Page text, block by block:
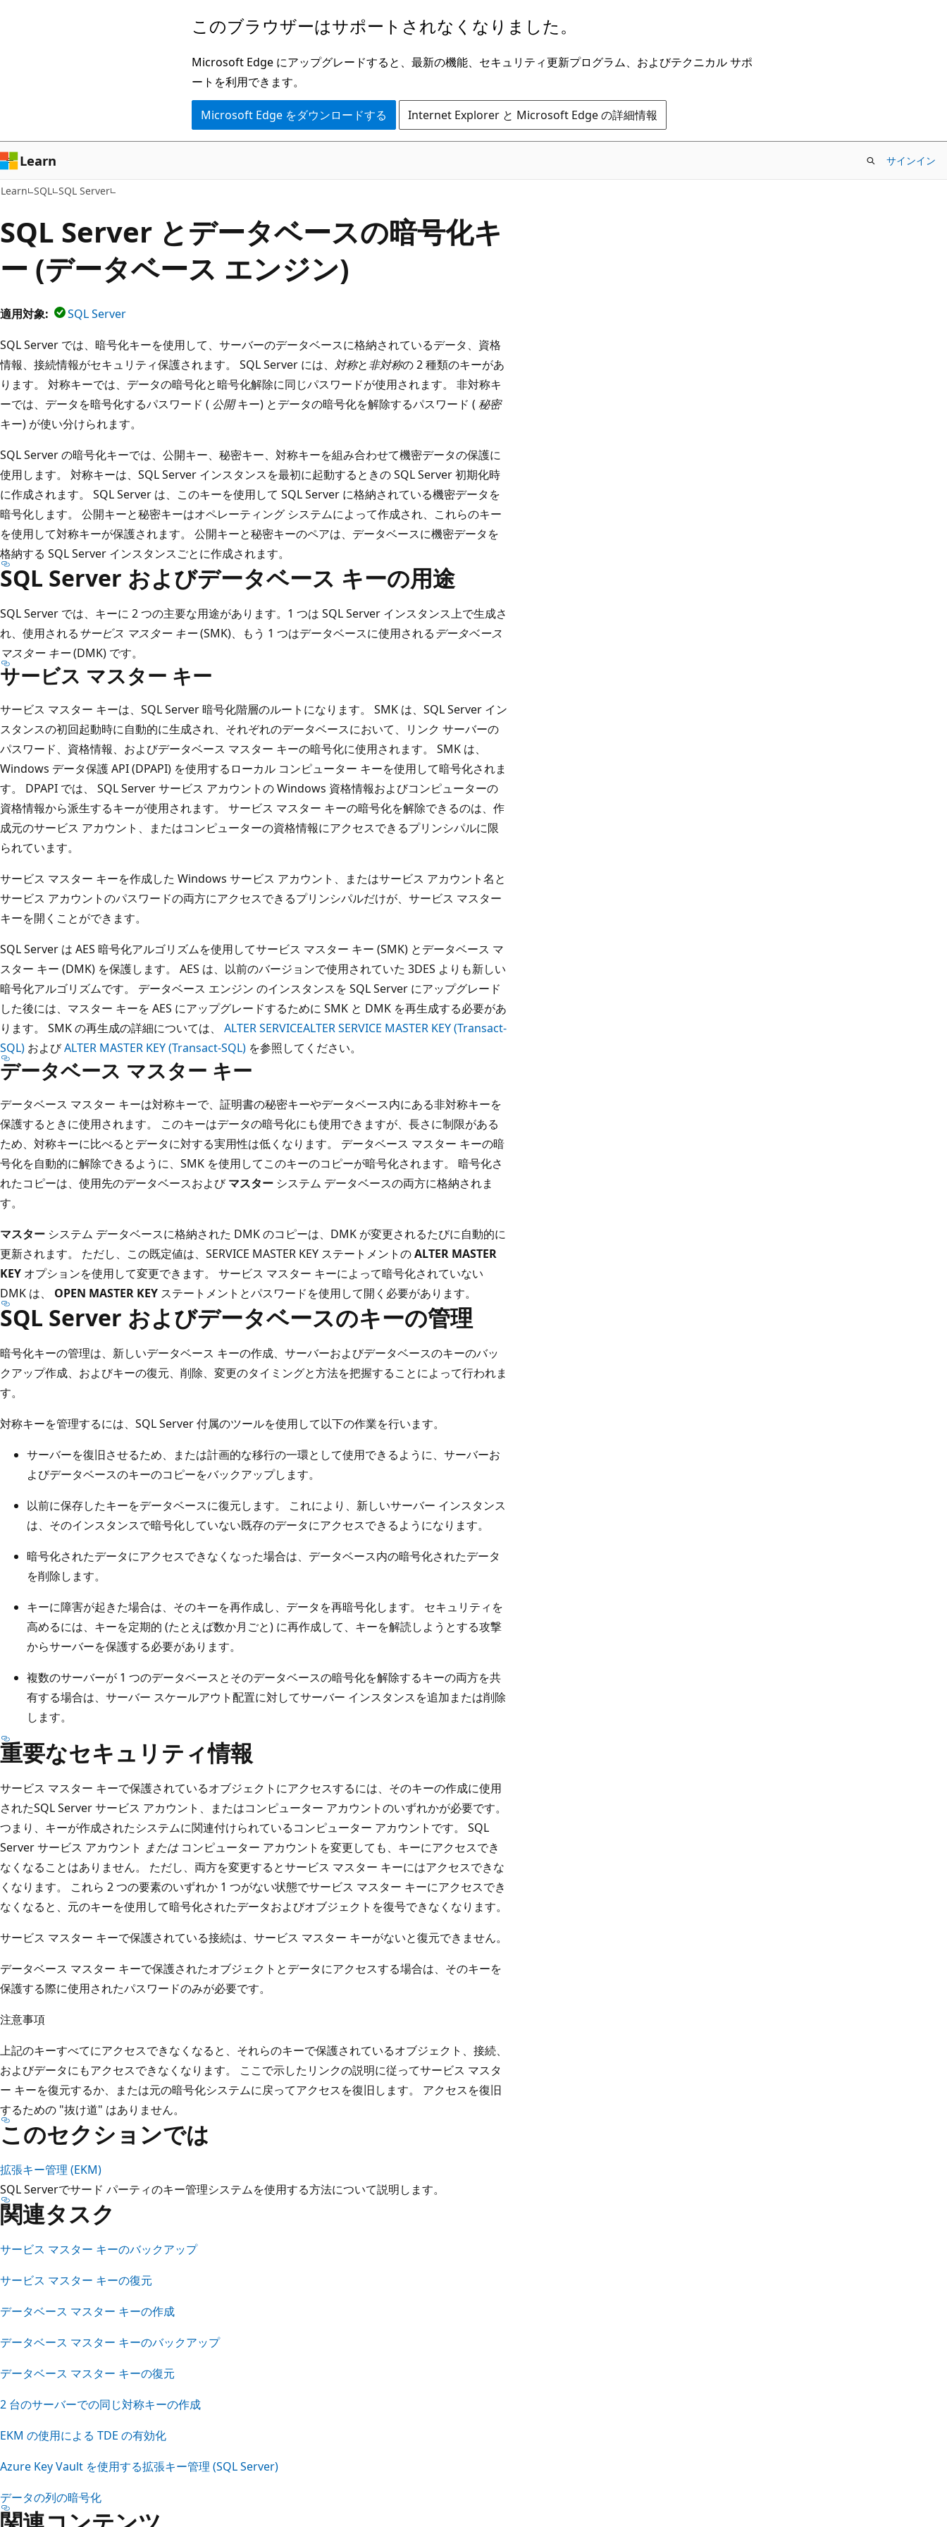
ン
ツ
に
ス
ッ
このブラウザーはサポートされなくなりました。
Microsoft Edge にアップグレードすると、最新の機能、セキュリティ更新プログラム、およびテクニカル サポ
ートを利用できます。
Microsoft Edge をダウンロードする Internet Explorer と Microsoft Edge の詳細情報
Learn サインイン
Learn SQL SQL Server
SQL Server とデータベースの暗号化キ
ー (データベース エンジン)
適用対象:
SQL Server
SQL Server では、暗号化キーを使用して、サーバーのデータベースに格納されているデータ、資格
情報、接続情報がセキュリティ保護されます。 SQL Server には、 対称と非対称の 2 種類のキーがあ
ります。 対称キーでは、データの暗号化と暗号化解除に同じパスワードが使用されます。 非対称キ
ーでは、データを暗号化するパスワード ( 公開キー) とデータの暗号化を解除するパスワード ( 秘密
キー) が使い分けられます。
SQL Server の暗号化キーでは、公開キー、秘密キー、対称キーを組み合わせて機密データの保護に
使用します。 対称キーは、SQL Server インスタンスを最初に起動するときの SQL Server 初期化時
に作成されます。 SQL Server は、このキーを使用して SQL Server に格納されている機密データを
暗号化します。 公開キーと秘密キーはオペレーティング システムによって作成され、これらのキー
を使用して対称キーが保護されます。 公開キーと秘密キーのペアは、データベースに機密データを
格納する SQL Server インスタンスごとに作成されます。
SQL Server およびデータベース キーの用途
SQL Server では、キーに 2 つの主要な用途があります。1 つは SQL Server インスタンス上で生成さ
れ、使用されるサービス マスター キー(SMK)、もう 1 つはデータベースに使用されるデータベース
マスター キー(DMK) です。
サービス マスター キー
サービス マスター キーは、SQL Server 暗号化階層のルートになります。 SMK は、SQL Server イン
スタンスの初回起動時に自動的に生成され、それぞれのデータベースにおいて、リンク サーバーの
パスワード、資格情報、およびデータベース マスター キーの暗号化に使用されます。 SMK は、
Windows データ保護 API (DPAPI) を使用するローカル コンピューター キーを使用して暗号化されま
す。 DPAPI では、 SQL Server サービス アカウントの Windows 資格情報およびコンピューターの
資格情報から派生するキーが使用されます。 サービス マスター キーの暗号化を解除できるのは、作
成元のサービス アカウント、またはコンピューターの資格情報にアクセスできるプリンシパルに限
られています。
サービス マスター キーを作成した Windows サービス アカウント、またはサービス アカウント名と
サービス アカウントのパスワードの両方にアクセスできるプリンシパルだけが、サービス マスター
キーを開くことができます。
SQL Server は AES 暗号化アルゴリズムを使用してサービス マスター キー (SMK) とデータベース マ
スター キー (DMK) を保護します。 AES は、以前のバージョンで使用されていた 3DES よりも新しい
暗号化アルゴリズムです。 データベース エンジン のインスタンスを SQL Server にアップグレード
した後には、マスター キーを AES にアップグレードするために SMK と DMK を再生成する必要があ
ります。 SMK の再生成の詳細については、 ALTER SERVICEALTER SERVICE MASTER KEY (Transact-
SQL) およびALTER MASTER KEY (Transact-SQL) を参照してください。
データベース マスター キー
データベース マスター キーは対称キーで、証明書の秘密キーやデータベース内にある非対称キーを
保護するときに使用されます。 このキーはデータの暗号化にも使用できますが、長さに制限がある
ため、対称キーに比べるとデータに対する実用性は低くなります。 データベース マスター キーの暗
号化を自動的に解除できるように、SMK を使用してこのキーのコピーが暗号化されます。 暗号化さ
れたコピーは、使用先のデータベースおよびマスター システム データベースの両方に格納されま
す。
マスター システム データベースに格納された DMK のコピーは、DMK が変更されるたびに自動的に
更新されます。 ただし、この既定値は、SERVICE MASTER KEY ステートメントのALTER MASTER
KEY オプションを使用して変更できます。 サービス マスター キーによって暗号化されていない
DMK は、 OPEN MASTER KEY ステートメントとパスワードを使用して開く必要があります。
SQL Server およびデータベースのキーの管理
暗号化キーの管理は、新しいデータベース キーの作成、サーバーおよびデータベースのキーのバッ
クアップ作成、およびキーの復元、削除、変更のタイミングと方法を把握することによって行われま
す。
対称キーを管理するには、SQL Server 付属のツールを使用して以下の作業を行います。
サーバーを復旧させるため、または計画的な移行の一環として使用できるように、サーバーお
よびデータベースのキーのコピーをバックアップします。
以前に保存したキーをデータベースに復元します。 これにより、新しいサーバー インスタンス
は、そのインスタンスで暗号化していない既存のデータにアクセスできるようになります。
暗号化されたデータにアクセスできなくなった場合は、データベース内の暗号化されたデータ
を削除します。
キーに障害が起きた場合は、そのキーを再作成し、データを再暗号化します。 セキュリティを
高めるには、キーを定期的 (たとえば数か月ごと) に再作成して、キーを解読しようとする攻撃
からサーバーを保護する必要があります。
複数のサーバーが 1 つのデータベースとそのデータベースの暗号化を解除するキーの両方を共
有する場合は、サーバー スケールアウト配置に対してサーバー インスタンスを追加または削除
します。
重要なセキュリティ情報
サービス マスター キーで保護されているオブジェクトにアクセスするには、そのキーの作成に使用
されたSQL Server サービス アカウント、またはコンピューター アカウントのいずれかが必要です。
つまり、キーが作成されたシステムに関連付けられているコンピューター アカウントです。 SQL
Server サービス アカウント またはコンピューター アカウントを変更しても、キーにアクセスでき
なくなることはありません。 ただし、両方を変更するとサービス マスター キーにはアクセスできな
くなります。 これら 2 つの要素のいずれか 1 つがない状態でサービス マスター キーにアクセスでき
なくなると、元のキーを使用して暗号化されたデータおよびオブジェクトを復号できなくなります。
サービス マスター キーで保護されている接続は、サービス マスター キーがないと復元できません。
データベース マスター キーで保護されたオブジェクトとデータにアクセスする場合は、そのキーを
保護する際に使用されたパスワードのみが必要です。
注意事項
上記のキーすべてにアクセスできなくなると、それらのキーで保護されているオブジェクト、接続、
およびデータにもアクセスできなくなります。 ここで示したリンクの説明に従ってサービス マスタ
ー キーを復元するか、または元の暗号化システムに戻ってアクセスを復旧します。 アクセスを復旧
するための "抜け道" はありません。
このセクションでは
拡張キー管理 (EKM)
SQL Serverでサード パーティのキー管理システムを使用する方法について説明します。
関連タスク
サービス マスター キーのバックアップ
サービス マスター キーの復元
データベース マスター キーの作成
データベース マスター キーのバックアップ
データベース マスター キーの復元
2 台のサーバーでの同じ対称キーの作成
EKM の使用による TDE の有効化
Azure Key Vault を使用する拡張キー管理 (SQL Server)
データの列の暗号化